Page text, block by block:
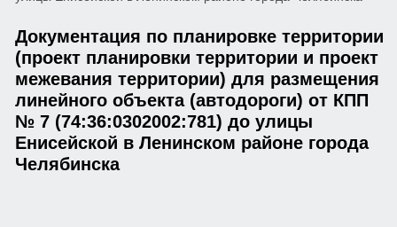
Документация по планировке территории
(проект планировки территории и проект
межевания территории) для размещения
линейного объекта (автодороги) от КПП
№ 7 (74:36:0302002:781) до улицы
Енисейской в Ленинском районе города
Челябинска